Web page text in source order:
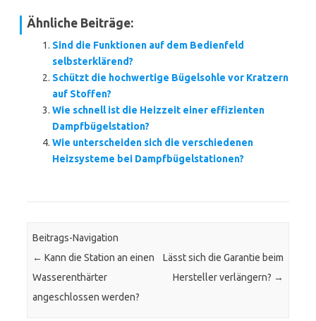
Ähnliche Beiträge:
Sind die Funktionen auf dem Bedienfeld
selbsterklärend?
Schützt die hochwertige Bügelsohle vor Kratzern
auf Stoffen?
Wie schnell ist die Heizzeit einer effizienten
Dampfbügelstation?
Wie unterscheiden sich die verschiedenen
Heizsysteme bei Dampfbügelstationen?
Beitrags-Navigation
← Kann die Station an einen
Wasserenthärter
angeschlossen werden?
Lässt sich die Garantie beim
Hersteller verlängern? →